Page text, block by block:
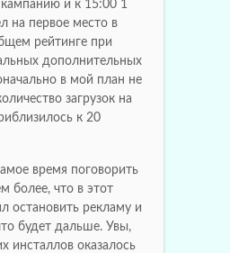
кампанию и к 15:00 1
на первое место в
рейтинге при
дополнительных
в мой план не
загрузок на
к 20
время поговорить
более, что в этот
остановить рекламу и
будет дальше. Увы,
инсталлов оказалось